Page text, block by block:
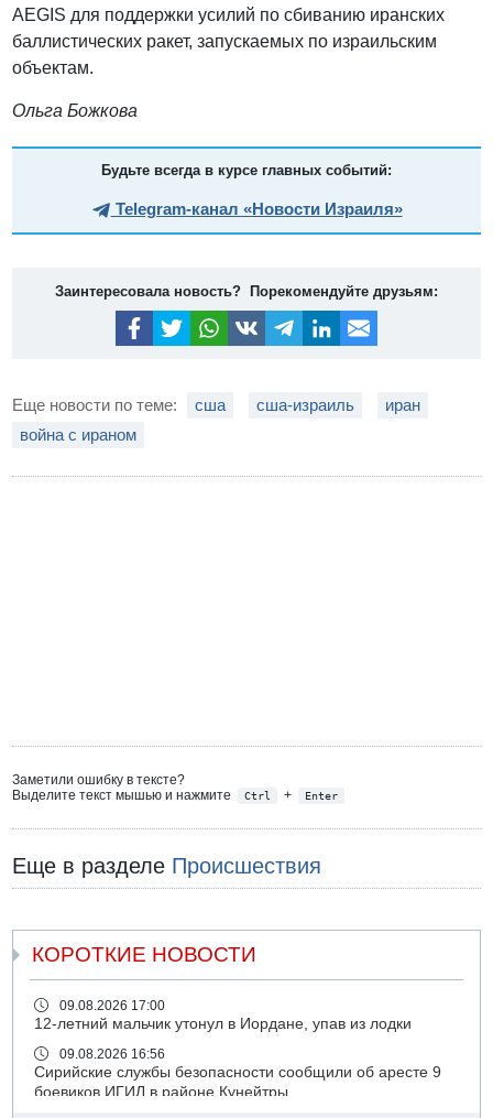
AEGIS для поддержки усилий по сбиванию иранских
баллистических ракет, запускаемых по израильским
объектам.
Ольга Божкова
Будьте всегда в курсе главных событий:
Telegram-канал «Новости Израиля»
Заинтересовала новость? Порекомендуйте друзьям:
Еще новости по теме: сша сша-израиль
иран
война с ираном
Заметили ошибку в тексте?
Выделите текст мышью и нажмите
Ctrl + Enter
Еще в разделе Происшествия
КОРОТКИЕ НОВОСТИ
09.08.2026 17:00
12-летний мальчик утонул в Иордане, упав из лодки
09.08.2026 16:56
Сирийские службы безопасности сообщили об аресте 9
боевиков ИГИЛ в районе Кунейтры